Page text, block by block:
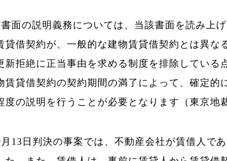
書面の説明義務については、当該書面を読み上
貸借契約が、一般的な建物賃貸借契約とは異な
新拒絶に正当事由を求める制度を排除してい
賃貸借契約の契約期間の満了によって、確定
度の説明を行うことが必要となります（東京地
13日判決の事案では、不動産会社が賃借人で